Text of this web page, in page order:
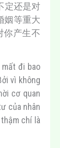
定还是对
姻等重大
你产生不
đi bao
vì không
cơ quan
của nhân
chí là